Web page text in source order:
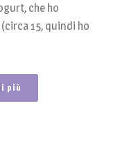
che ho
15, quindi ho
più